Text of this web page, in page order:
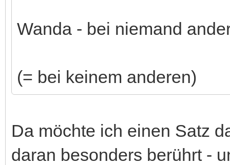
Wanda - bei niemand
(= bei keinem anderen)
Da möchte ich einen Satz
daran besonders berührt -